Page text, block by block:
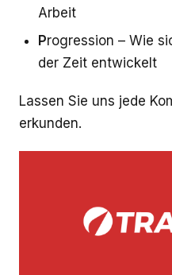
Arbeit
Progression – Wie
der Zeit entwickelt
Lassen Sie uns jede
erkunden.